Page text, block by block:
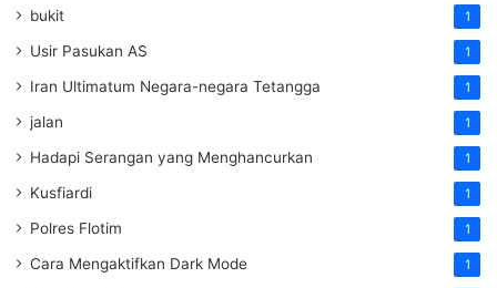
bukit 1
Usir Pasukan AS 1
Iran Ultimatum Negara-negara Tetangga 1
jalan 1
Hadapi Serangan yang Menghancurkan 1
Kusfiardi 1
Polres Flotim 1
Cara Mengaktifkan Dark Mode 1